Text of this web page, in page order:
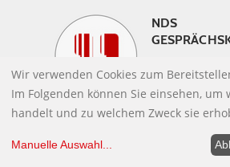
NDS
ins Gespräch!
Wir verwenden Cookies zum
Im Folgenden können Sie einsehen, um
handelt und zu welchem Zweck sie
Manuelle Auswahl...